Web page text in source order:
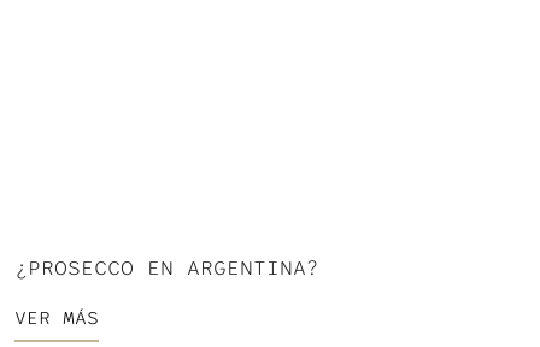
¿PROSECCO EN ARGENTINA?
VER MÁS